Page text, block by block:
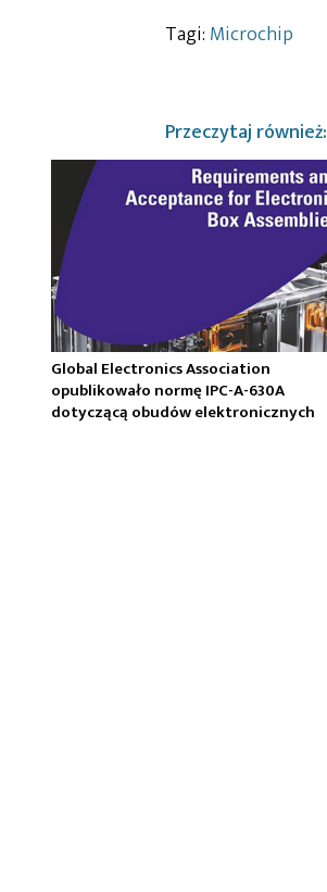
Tagi: Microchip
Przeczytaj również:
Global Electronics Association
opublikowało normę IPC-A-630A
dotyczącą obudów elektronicznych